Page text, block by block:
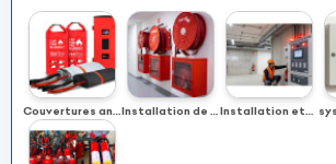
Couvertures anti-feu Installation de réseaux incendie Installation etmaintenance d’équipements incendie